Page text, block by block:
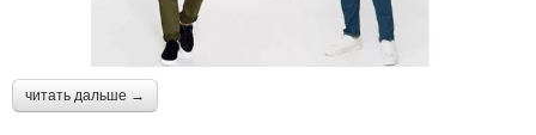
читать дальше →